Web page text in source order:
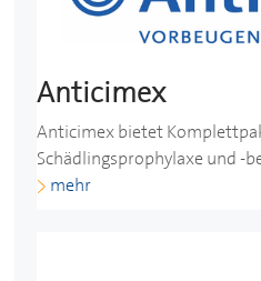
Anticimex
Anticimex bietet
Schädlingsprophylaxe und -
mehr